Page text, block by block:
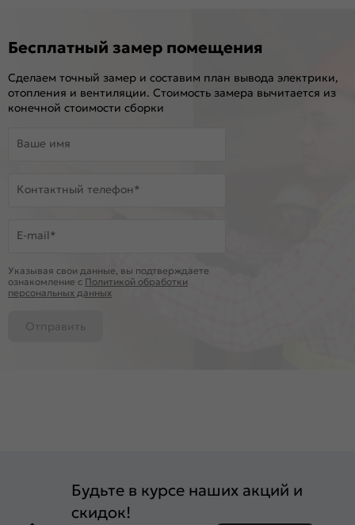
Бесплатный замер помещения
Сделаем точный замер и составим план вывода электрики,
отопления и вентиляции. Стоимость замера вычитается из
конечной стоимости сборки
Ваше имя
Контактный телефон*
E-mail*
Указывая свои данные, вы подтверждаете
ознакомление c Политикой обработки
персональных данных
Отправить
Будьте в курсе наших акций и
скидок!